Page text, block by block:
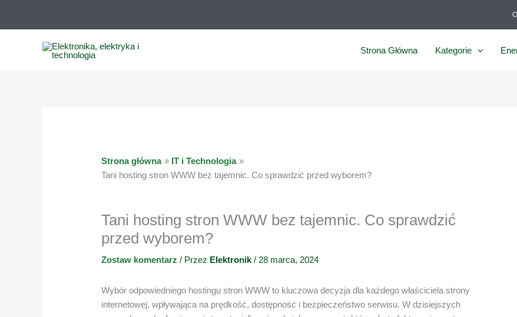
Strona Główna Kategorie
Strona główna
IT i Technologia
Tani hosting stron WWW bez tajemnic. Co sprawdzić przed wyborem?
Tani hosting stron WWW bez tajemnic. Co sprawdzić
przed wyborem?
Zostaw komentarz / Przez Elektronik/ 28 marca, 2024
Wybór odpowiedniego hostingu stron WWW to kluczowa decyzja dla każdego właściciela strony
internetowej, wpływająca na prędkość, dostępność i bezpieczeństwo serwisu. W dzisiejszych